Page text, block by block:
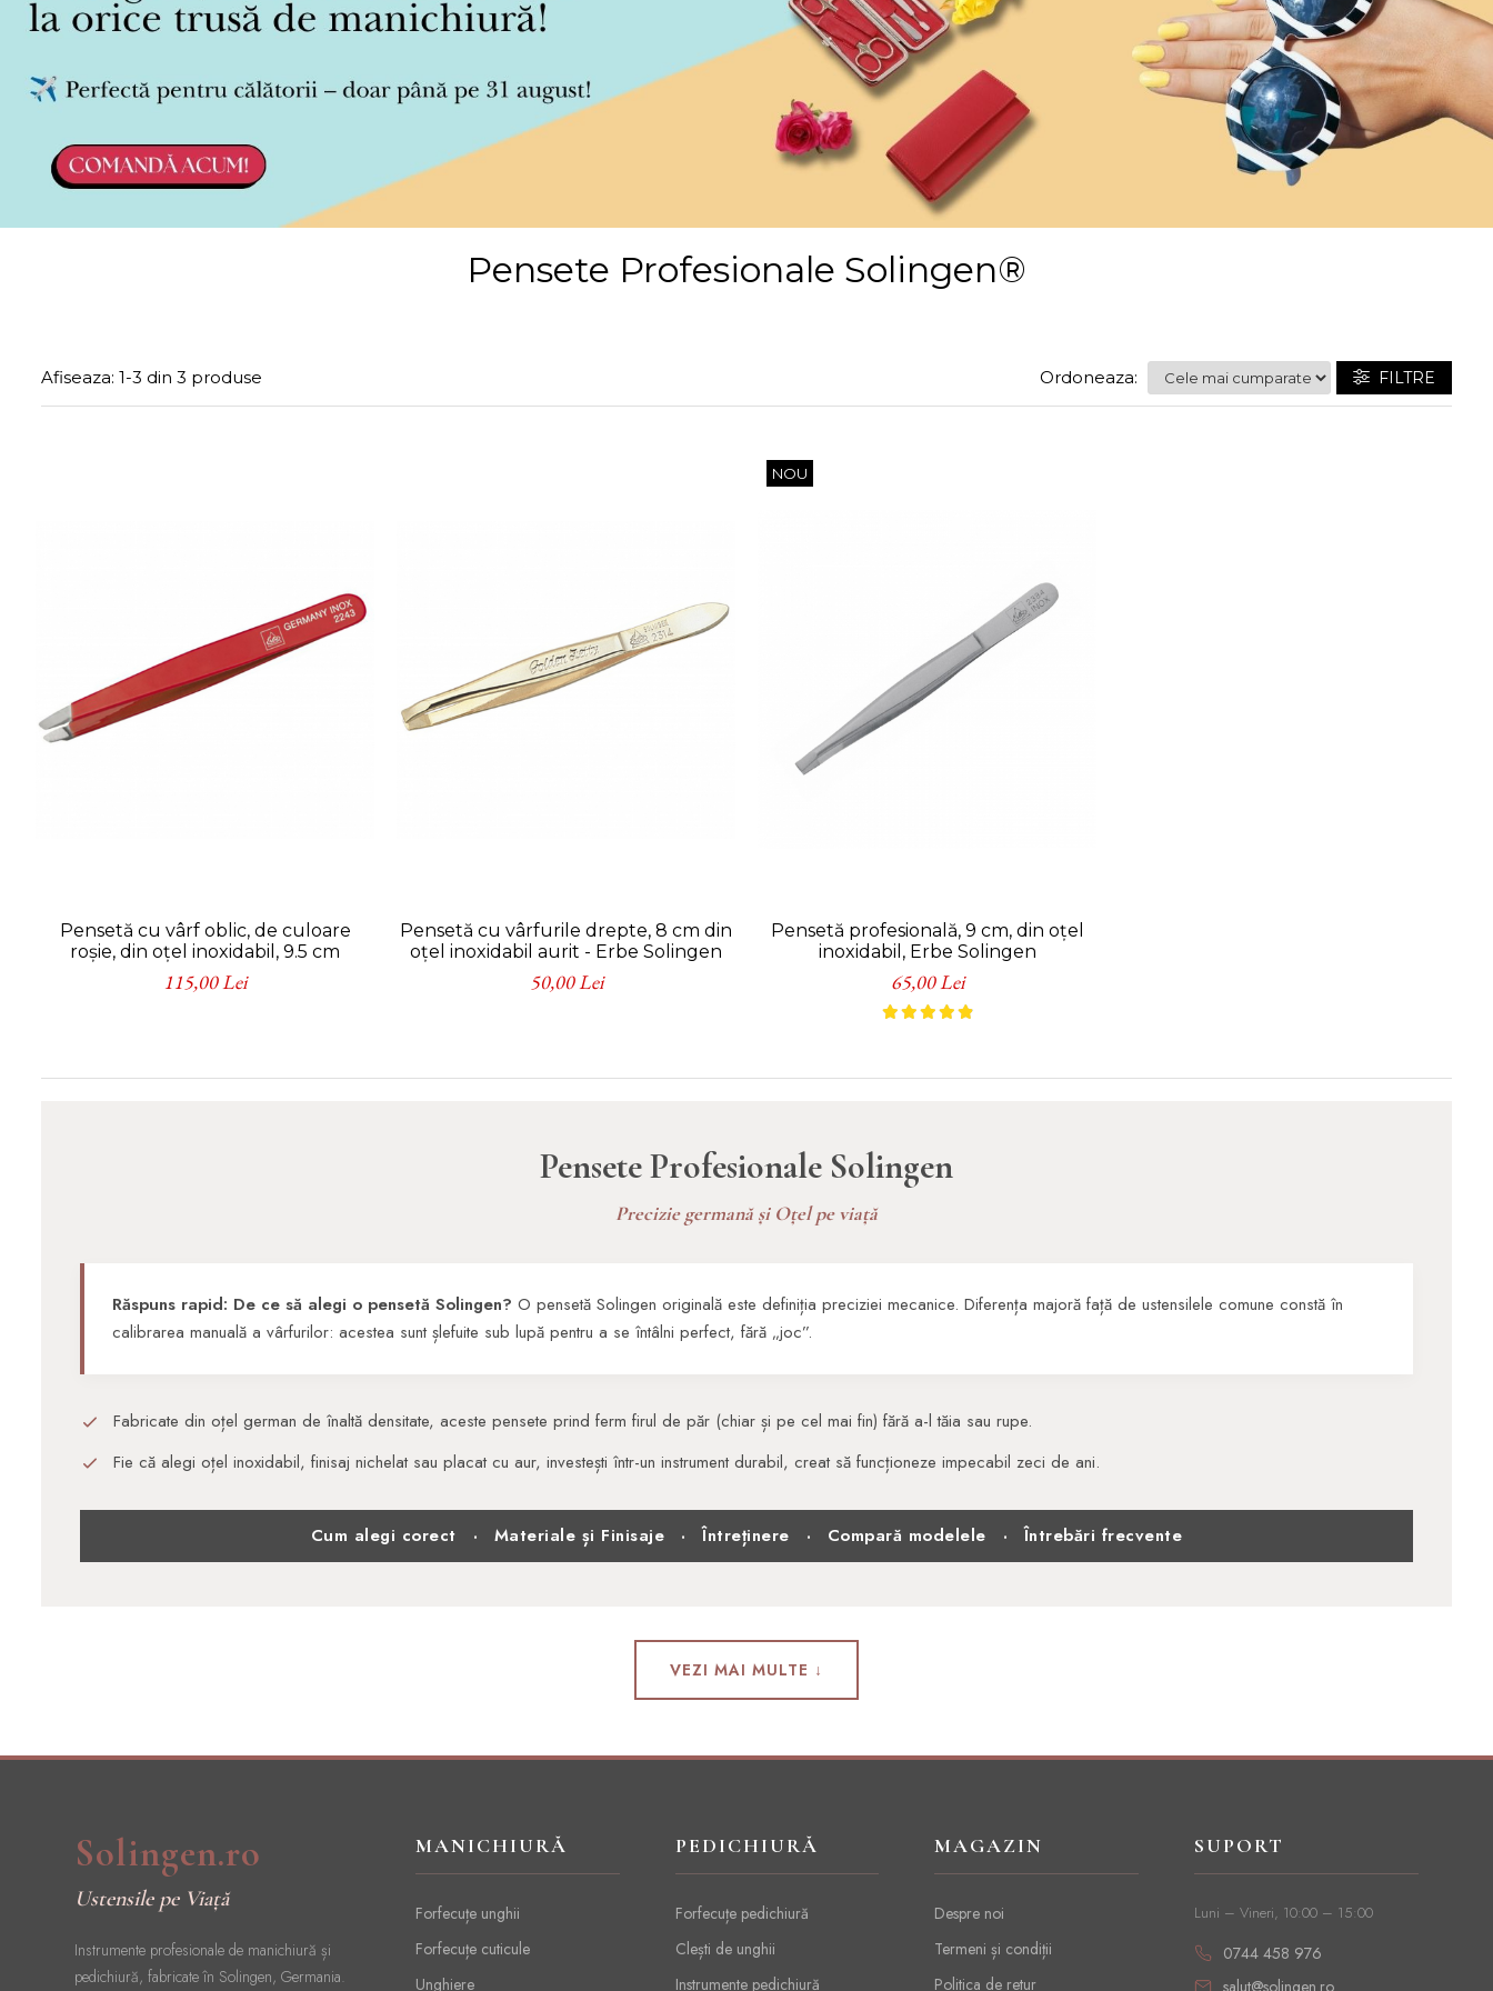
Pensete Profesionale Solingen®
Afiseaza: 1-3 din 3 produse FILTRE
Ordoneaza:
Pensetă cu vârf oblic, de culoare
roșie, din oțel inoxidabil, 9.5 cm
115,00 Lei
Pensetă cu vârfurile drepte, 8 cm din
oțel inoxidabil aurit - Erbe Solingen
50,00 Lei
NOU
Pensetă profesională, 9 cm, din oțel
inoxidabil, Erbe Solingen
65,00 Lei
Pensete Profesionale Solingen
Precizie germană și Oțel pe viață
Răspuns rapid: De ce să alegi o pensetă Solingen? O pensetă Solingen originală este definiția preciziei mecanice. Diferența majoră față de ustensilele comune constă în
calibrarea manuală a vârfurilor: acestea sunt șlefuite sub lupă pentru a se întâlni perfect, fără „joc”.
Fabricate din oțel german de înaltă densitate, aceste pensete prind ferm firul de păr (chiar și pe cel mai fin) fără a-l tăia sau rupe.
Fie că alegi oțel inoxidabil, finisaj nichelat sau placat cu aur, investești într-un instrument durabil, creat să funcționeze impecabil zeci de ani.
Cum alegi corect · Materiale și Finisaje · Întreținere · Compară modelele · Întrebări frecvente
VEZI MAI MULTE ↓
Solingen.ro
Ustensile pe Viață
Instrumente profesionale de manichiură și
pedichiură, fabricate în Solingen, Germania.
MANICHIURĂ
Forfecuțe unghii
Forfecuțe cuticule
Unghiere
PEDICHIURĂ
Forfecuțe pedichiură
Clești de unghii
Instrumente pedichiură
MAGAZIN
Despre noi
Termeni și condiții
Politica de retur
SUPORT
Luni – Vineri, 10:00 – 15:00
0744 458 976
salut@solingen.ro